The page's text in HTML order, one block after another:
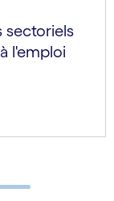
sectoriels
l'emploi